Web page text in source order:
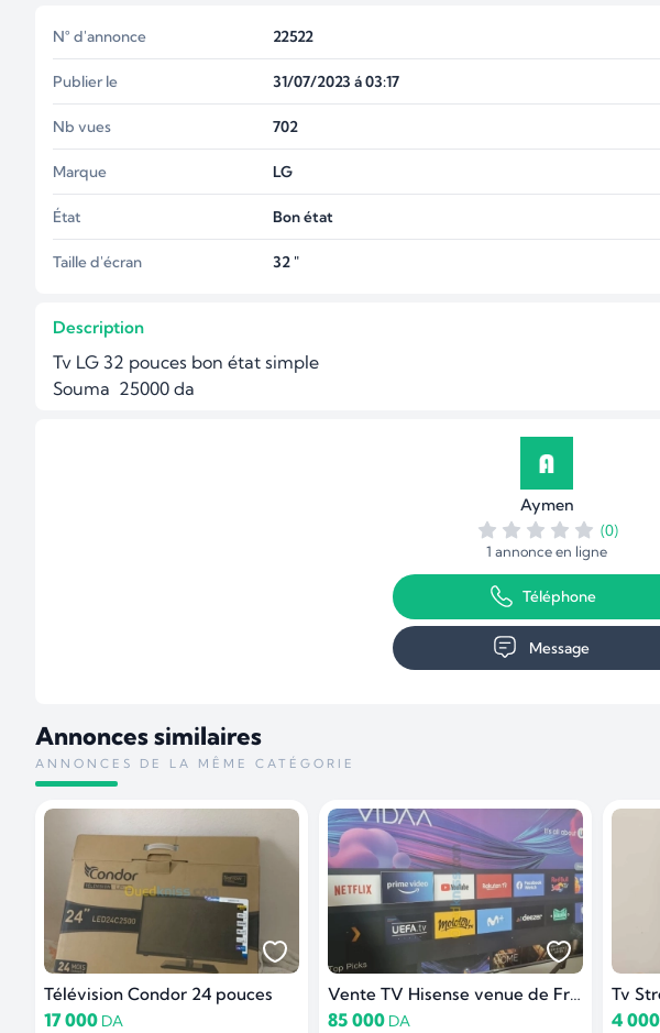
N° d'annonce 22522
Publier le 31/07/2023 á 03:17
Nb vues 702
Marque LG
État Bon état
Taille d'écran 32 "
Description
Tv LG 32 pouces bon état simple
Souma  25000 da
Aymen
(0)
1 annonce en ligne
Téléphone
Message
Annonces similaires
ANNONCES DE LA MÊME CATÉGORIE
Télévision Condor 24 pouces
17 000 DA
Vente TV Hisense venue de France
85 000 DA
Tv
4 000